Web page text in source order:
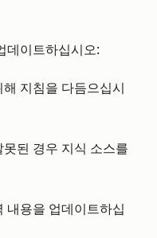
데이트하십시오:
지침을 다듬으십시
된 경우 지식 소스를
내용을 업데이트하십